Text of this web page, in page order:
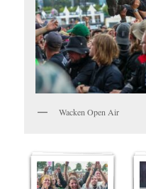
Wacken Open Air